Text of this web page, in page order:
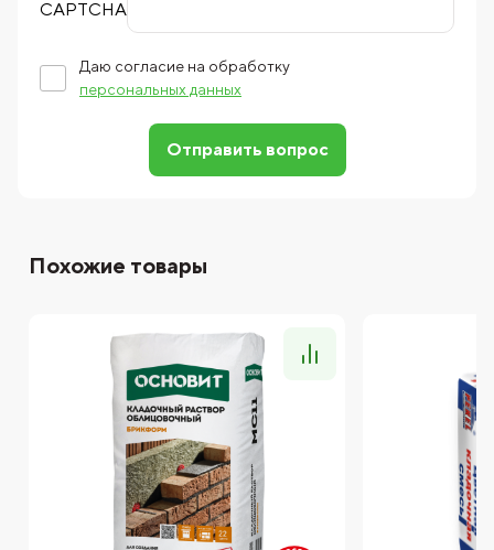
Даю согласие на обработку
персональных данных
Отправить вопрос
Похожие товары